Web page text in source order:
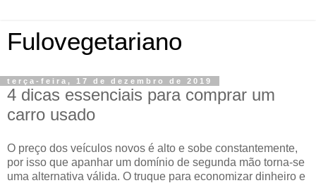
Fulovegetariano
terça-feira, 17 de dezembro de 2019
4 dicas essenciais para comprar um
carro usado
O preço dos veículos novos é alto e sobe constantemente,
por isso que apanhar um domínio de segunda mão torna-se
uma alternativa válida. O truque para economizar dinheiro e